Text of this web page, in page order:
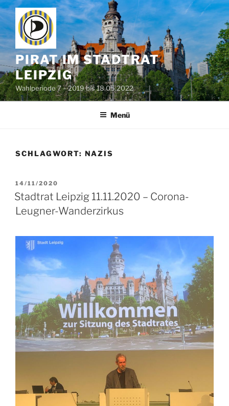
Zum
Inhalt
springen
PIRAT IM STADTRAT
LEIPZIG
Wahlperiode 7 – 2019 bis 18.05.2022
Menü
SCHLAGWORT: NAZIS
VERÖFFENTLICHT
AM
14/11/2020
Stadtrat Leipzig 11.11.2020 – Corona-
Leugner-Wanderzirkus